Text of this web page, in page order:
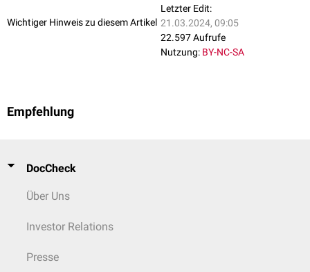
Wichtiger Hinweis zu diesem Artikel
Letzter Edit:
21.03.2024, 09:05
22.597 Aufrufe
Nutzung: BY-NC-SA
Empfehlung
DocCheck
Über Uns
Investor Relations
Presse